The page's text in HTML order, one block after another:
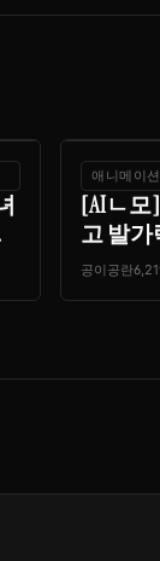
애니메이션
[AIㄴ모
고 발가
공이공란